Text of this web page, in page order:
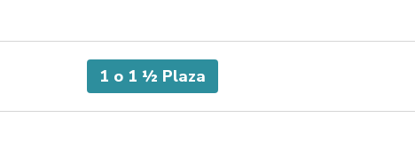
1 o 1 ½ Plaza